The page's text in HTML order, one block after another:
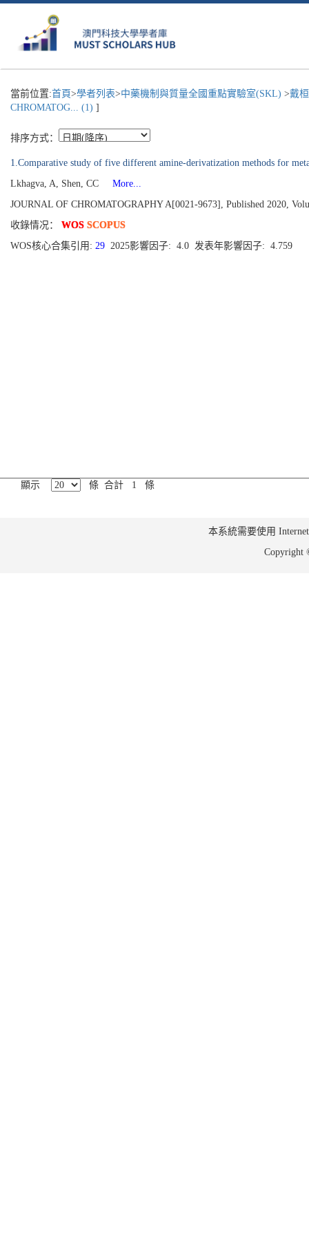
當前位置:首頁>學者列表>中藥機制與質量全國重點實驗室(SKL) >戴
CHROMATOG... (1) ]
排序方式：
1.Comparative study of five different amine-derivatization methods for
Lkhagva, A, Shen, CC
More...
JOURNAL OF CHROMATOGRAPHY A[0021-9673], Published 2020,
收錄情况： WOS SCOPUS
WOS核心合集引用: 29 2025影響因子: 4.0 发表年影響因子: 4.759
顯示 條 合計 1 條
本系統需要使用
Copyright